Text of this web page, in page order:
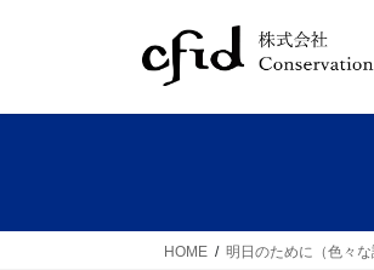
HOME 明日のために（色々な